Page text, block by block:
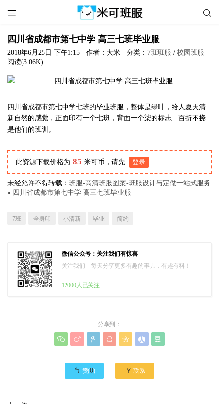
 
四川省成都市第七中学 高三七班毕业服
2018年6月25日 下午1:15 作者：大米 分类： 7班班服 / 校园班服
阅读(3.06K)
四川省成都市第七中学七班的毕业班服，整体是绿叶，给人夏天清
新自然的感觉，正面印有一个七班，背面一个柒的标志，百折不挠
是他们的班训。
此资源下载价格为 85 米可币，请先 登录
未经允许不得转载： 班服-高清班服图案-班服设计与定做一站式服务
» 四川省成都市第七中学 高三七班毕业服
7班 全身印 小清新 毕业 简约
微信公众号：关注我们有惊喜
关注我们，每天分享更多有趣的事儿，有趣有料！
12000人已关注
分享到：
      
 赞(0)  联系